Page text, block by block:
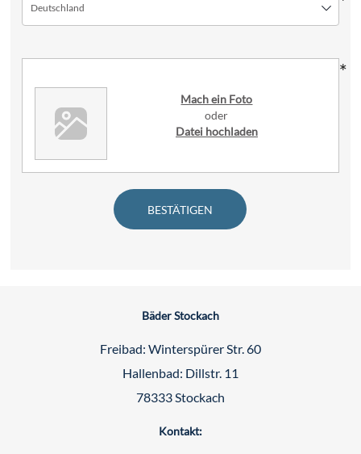
Deutschland
Mach ein Foto
oder
Datei hochladen
*
BESTÄTIGEN
Bäder Stockach
Freibad: Winterspürer Str. 60
Hallenbad: Dillstr. 11
78333 Stockach
Kontakt: